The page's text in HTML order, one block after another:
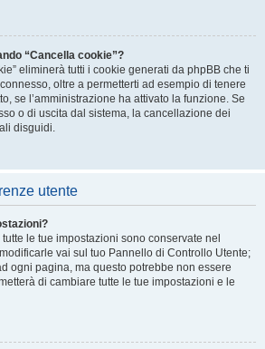
“Cancella cookie”?
eliminerà tutti i cookie generati da phpBB che ti
oltre a permetterti ad esempio di tenere
se l’amministrazione ha attivato la funzione. Se
o di uscita dal sistema, la cancellazione dei
disguidi.
utente
le tue impostazioni sono conservate nel
vai sul tuo Pannello di Controllo Utente;
ogni pagina, ma questo potrebbe non essere
di cambiare tutte le tue impostazioni e le